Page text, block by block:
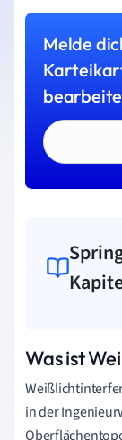
Melde
Was ist
in der